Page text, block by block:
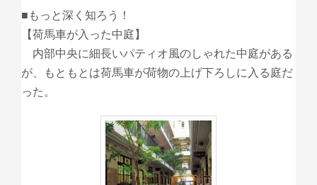
■もっと深く知ろう！
【荷馬車が入った中庭】
内部中央に細長いパティオ風のしゃれた中庭がある
が、もともとは荷馬車が荷物の上げ下ろしに入る庭だ
った。